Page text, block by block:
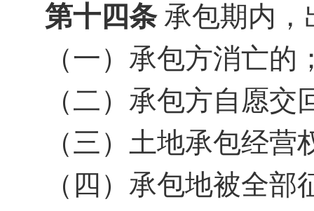
第十 四条承包期内，
（一）承包方消亡的
（二）承包方自愿
（三）土地承包经
（四）承包地被全部